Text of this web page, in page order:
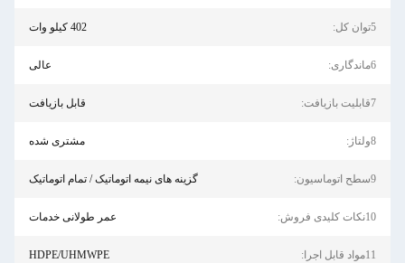
5توان کل: 402 کیلو وات
6ماندگاری: عالی
7قابلیت بازیافت: قابل بازیافت
8ولتاژ: مشتری شده
9سطح اتوماسیون: گزینه های نیمه اتوماتیک / تمام اتوماتیک
10نکات کلیدی فروش: عمر طولانی خدمات
11مواد قابل اجرا: HDPE/UHMWPE